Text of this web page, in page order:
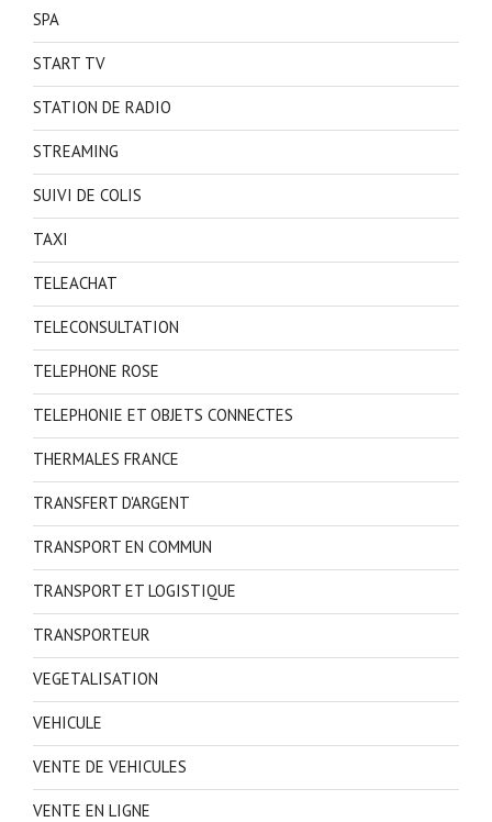
SPA
START TV
STATION DE RADIO
STREAMING
SUIVI DE COLIS
TAXI
TELEACHAT
TELECONSULTATION
TELEPHONE ROSE
TELEPHONIE ET OBJETS CONNECTES
THERMALES FRANCE
TRANSFERT D'ARGENT
TRANSPORT EN COMMUN
TRANSPORT ET LOGISTIQUE
TRANSPORTEUR
VEGETALISATION
VEHICULE
VENTE DE VEHICULES
VENTE EN LIGNE